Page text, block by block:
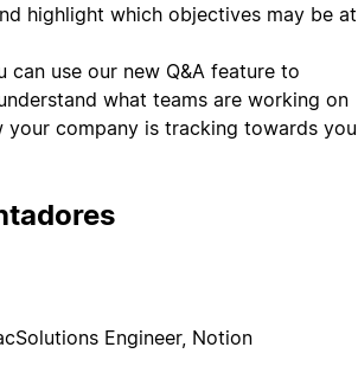
highlight which objectives may be at
can use our new Q&A feature to
what teams are working on
your company is tracking towards
Solutions Engineer, Notion